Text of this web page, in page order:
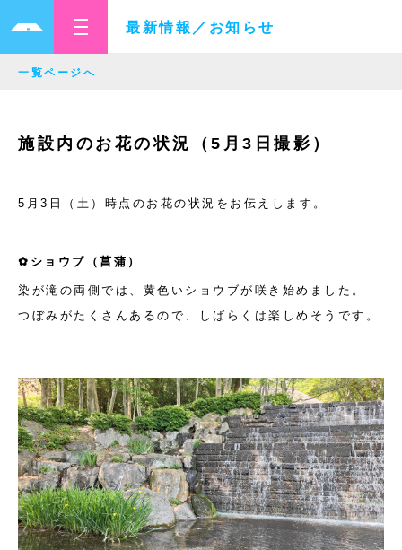
最新情報／お知らせ
一覧ページへ
施設内のお花の状況（5月3日撮影）
5月3日（土）時点のお花の状況をお伝えします。
✿ショウブ（菖蒲）
染が滝の両側では、黄色いショウブが咲き始めました。
つぼみがたくさんあるので、しばらくは楽しめそうです。